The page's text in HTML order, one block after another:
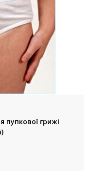
грижі